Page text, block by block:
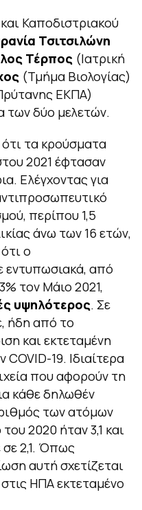
Καποδιστριακού
Τσιτσιλώνη
Τέρπος (Ιατρική
(Τμήμα Βιολογίας)
ΕΚΠΑ)
των δύο μελετών.
ότι τα κρούσματα
2021 έφτασαν
Ελέγχοντας για
περίπου 1,5
άνω των 16 ετών,
ο
εντυπωσιακά, από
τον Μάιο 2021,
υψηλότερος. Σε
ήδη από το
και εκτεταμένη
19. Ιδιαίτερα
που αφορούν τη
κάθε δηλωθέν
των ατόμων
2020 ήταν 3,1 και
σε 2,1. Όπως
αυτή σχετίζεται
ΗΠΑ εκτεταμένο